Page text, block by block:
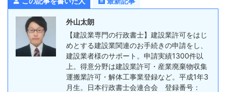
外山太朗
【建設業専門の行政書士】建設業許可をはじ
めとする建設業関連のお手続きの申請をし、
建設業者様のサポート。申請実績1300件以
上。得意分野は建設業許可・産業廃棄物収集
運搬業許可・解体工事業登録など。平成1年3
月生。日本行政書士会連合会 登録番号：